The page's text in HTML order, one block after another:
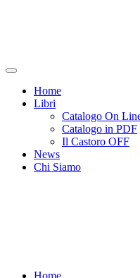
Home
Libri
Catalogo On
Catalogo in PDF
Il Castoro OFF
News
Chi Siamo
Home